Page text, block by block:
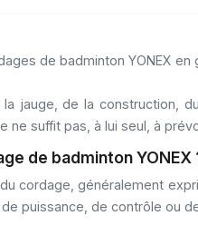
de badminton YONEX
jauge, de la construction,
ne suffit pas, à lui seul, à
de badminton YONEX
cordage, généralement
puissance, de contrôle ou